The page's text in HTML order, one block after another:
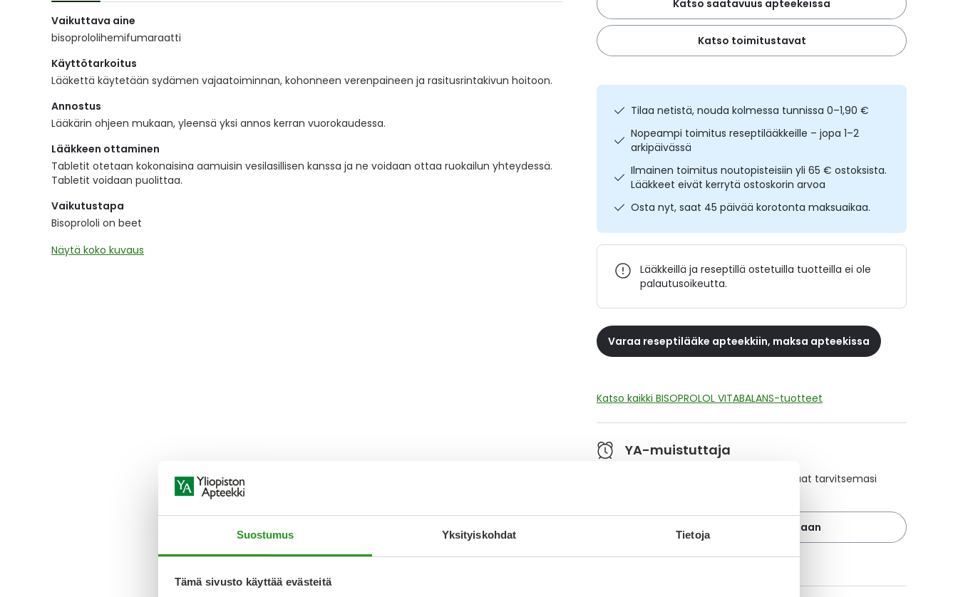
Suostumus Yksityiskohdat Tietoja
Tämä sivusto käyttää evästeitä
the
images
Vaikuttava aine
bisoprololihemifumaraatti
Käyttötarkoitus
Lääkettä käytetään sydämen vajaatoiminnan, kohonneen verenpaineen ja rasitusrintakivun hoitoon.
Annostus
Lääkärin ohjeen mukaan, yleensä yksi annos kerran vuorokaudessa.
Lääkkeen ottaminen
Tabletit otetaan kokonaisina aamuisin vesilasillisen kanssa ja ne voidaan ottaa ruokailun yhteydessä.
Tabletit voidaan puolittaa.
Vaikutustapa
Bisoprololi on beet
Näytä koko kuvaus
Katso saatavuus apteekeissa
Katso toimitustavat
Tilaa netistä, nouda kolmessa tunnissa 0–1,90 €
Nopeampi toimitus reseptilääkkeille – jopa 1–2
arkipäivässä
Ilmainen toimitus noutopisteisiin yli 65 € ostoksista.
Lääkkeet eivät kerrytä ostoskorin arvoa
Osta nyt, saat 45 päivää korotonta maksuaikaa.
Lääkkeillä ja reseptillä ostetuilla tuotteilla ei ole
palautusoikeutta.
Varaa reseptilääke apteekkiin, maksa apteekissa
Katso kaikki BISOPROLOL VITABALANS-tuotteet
YA-muistuttaja
Muistuttajan avulla pidät huolen, että tilaat tarvitsemasi
Lisää tuote muistuttajaan
Lue lisää muistuttajasta